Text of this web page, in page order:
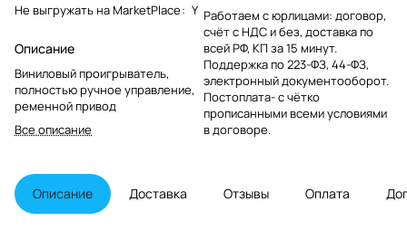
Не выгружать на MarketPlace: Y
Описание
Виниловый проигрыватель,
полностью ручное управление,
ременной привод
Все описание
Работаем с юрлицами: договор,
счёт с НДС и без, доставка по
всей РФ, КП за 15 минут.
Поддержка по 223-ФЗ, 44-ФЗ,
электронный документооборот.
Постоплата- с чётко
прописанными всеми условиями
в договоре.
Описание Доставка Отзывы Оплата